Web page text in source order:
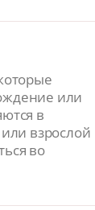
или
в
взрослой
во